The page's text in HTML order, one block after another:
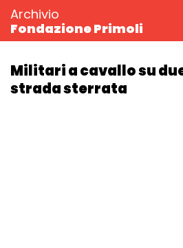
Archivio
Fondazione Primoli
Militari a cavallo su
strada sterrata